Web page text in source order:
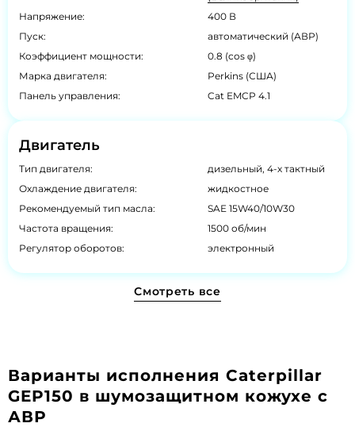
Напряжение:
400 В
Пуск:
автоматический (АВР)
Коэффициент мощности:
0.8 (cos φ)
Марка двигателя:
Perkins (США)
Панель управления:
Cat EMCP 4.1
Двигатель
Тип двигателя:
дизельный, 4-х тактный
Охлаждение двигателя:
жидкостное
Рекомендуемый тип масла:
SAE 15W40/10W30
Частота вращения:
1500 об/мин
Регулятор оборотов:
электронный
Смотреть все
Варианты исполнения Caterpillar
GEP150 в шумозащитном кожухе с
АВР